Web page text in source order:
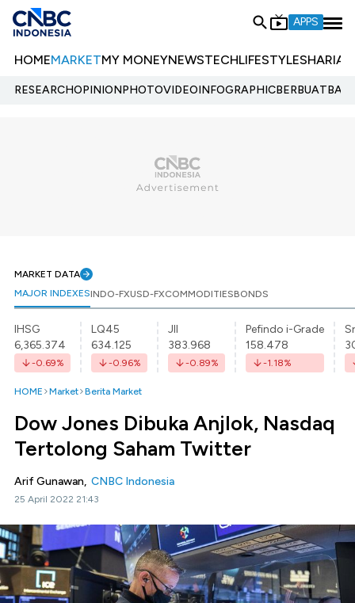
APPS
HOMEMARKETMY MONEYNEWSTECHLIFESTYLESHARIA
RESEARCHOPINIONPHOTOVIDEOINFOGRAPHIC
MARKET DATA
MAJOR INDEXESINDO-FXUSD-FXCOMMODITIESBONDS
IHSG
6,365.374
-0.69%
LQ45
634.125
-0.96%
JII
383.968
-0.89%
Pefindo i-Grade
158.478
-1.18%
HOME Market Berita Market
Dow Jones Dibuka Anjlok, Nasdaq
Tertolong Saham Twitter
Arif Gunawan, CNBC Indonesia
25 April 2022 21:43